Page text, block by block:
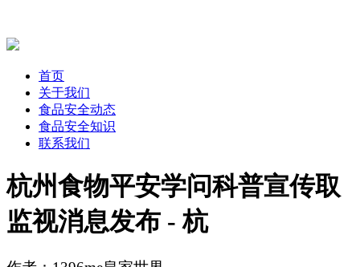
首页
关于我们
食品安全动态
食品安全知识
联系我们
杭州食物平安学问科普宣传取
监视消息发布 - 杭